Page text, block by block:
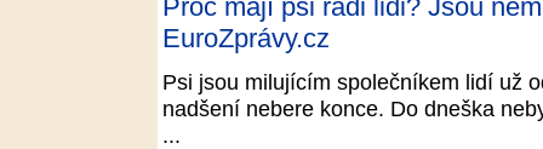
Proč mají psi rádi lidi? Jsou
EuroZprávy.cz
Psi jsou milujícím společníkem lidí už
nadšení nebere konce. Do dneška
...